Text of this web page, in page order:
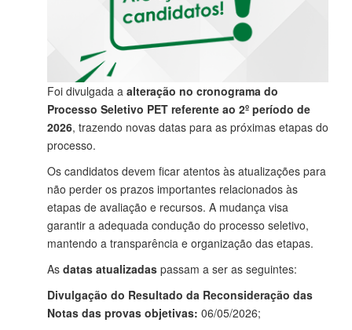
Foi divulgada a alteração no cronograma do
Processo Seletivo PET referente ao 2º período de
2026, trazendo novas datas para as próximas etapas do
processo.
Os candidatos devem ficar atentos às atualizações para
não perder os prazos importantes relacionados às
etapas de avaliação e recursos. A mudança visa
garantir a adequada condução do processo seletivo,
mantendo a transparência e organização das etapas.
As datas atualizadas passam a ser as seguintes:
Divulgação do Resultado da Reconsideração das
Notas das provas objetivas: 06/05/2026;